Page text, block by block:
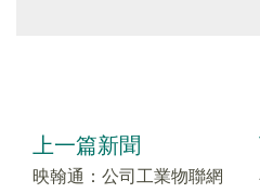
上一篇新聞
映翰通：公司工業物聯網